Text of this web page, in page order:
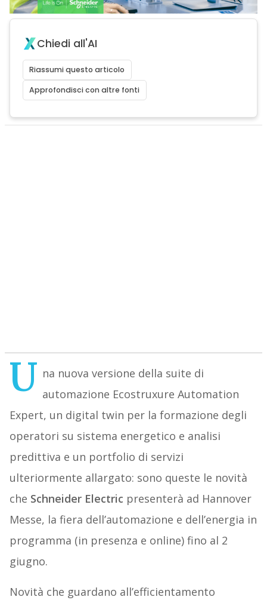
Chiedi all'AI
Riassumi questo articolo
Approfondisci con altre fonti
U na nuova versione della suite di
automazione Ecostruxure Automation
Expert, un digital twin per la formazione degli
operatori su sistema energetico e analisi
predittiva e un portfolio di servizi
ulteriormente allargato: sono queste le novità
che Schneider Electric presenterà ad Hannover
Messe, la fiera dell’automazione e dell’energia in
programma (in presenza e online) fino al 2
giugno.
Novità che guardano all’efficientamento